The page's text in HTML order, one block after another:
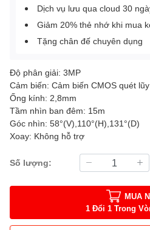
Dịch vụ lưu qua cloud 30
Giảm 20% thẻ nhớ khi mua
Tặng chân đế chuyên dụng
Độ phân giải: 3MP
Cảm biến: Cảm biến CMOS quét
Ống kính: 2,8mm
Tầm nhìn ban đêm: 15m
Góc nhìn: 58°(V),110°(H),131°(D)
Xoay: Không hỗ trợ
Số lượng:
MUA
1 Đổi 1 Trong